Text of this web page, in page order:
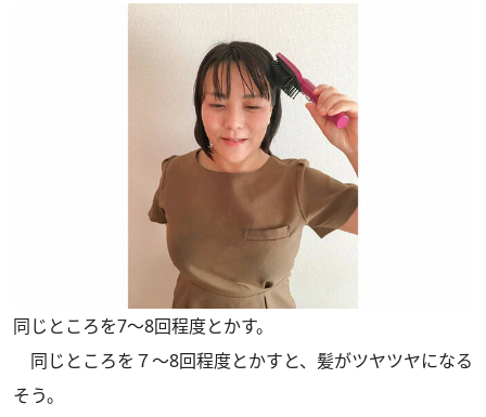
同じところを7～8回程度とかす。
同じところを７～8回程度とかすと、髪がツヤツヤになる
そう。